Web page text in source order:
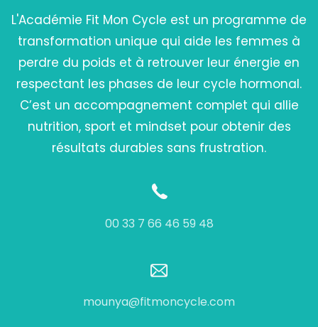
L'Académie Fit Mon Cycle est un programme de
transformation unique qui aide les femmes à
perdre du poids et à retrouver leur énergie en
respectant les phases de leur cycle hormonal.
C’est un accompagnement complet qui allie
nutrition, sport et mindset pour obtenir des
résultats durables sans frustration.
00 33 7 66 46 59 48
mounya@fitmoncycle.com